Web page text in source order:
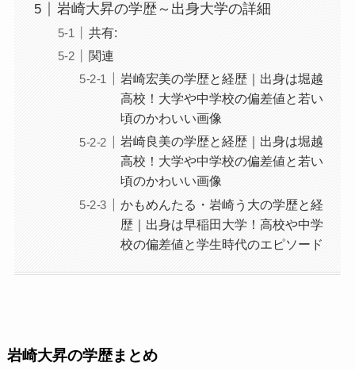
岩崎大昇の学歴～出身大学の詳細
共有:
関連
岩崎宏美の学歴と経歴｜出身は堀越
高校！大学や中学校の偏差値と若い
頃のかわいい画像
岩崎良美の学歴と経歴｜出身は堀越
高校！大学や中学校の偏差値と若い
頃のかわいい画像
かもめんたる・岩崎う大の学歴と経
歴｜出身は早稲田大学！高校や中学
校の偏差値と学生時代のエピソード
岩崎大昇の学歴まとめ